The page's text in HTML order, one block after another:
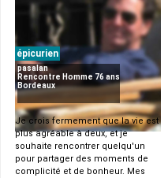
épicurien
pasalan
Rencontre Homme 76 ans
Bordeaux
Je crois fermement que la vie est
plus agréable à deux, et je
souhaite rencontrer quelqu'un
pour partager des moments de
complicité et de bonheur. Mes